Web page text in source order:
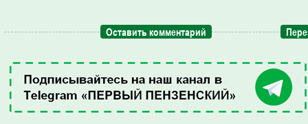
Оставить комментарий